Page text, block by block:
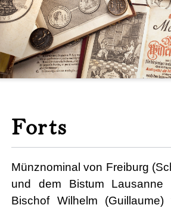
Forts
Münznominal von Freiburg
und dem Bistum Lausanne
Bischof Wilhelm